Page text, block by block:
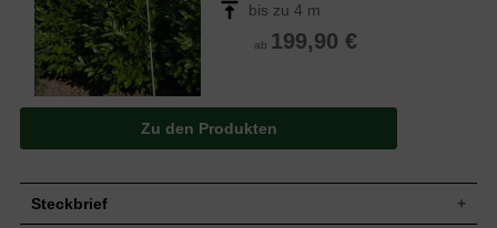
bis zu 4 m
ab 199,90 €
Zu den Produkten
Steckbrief